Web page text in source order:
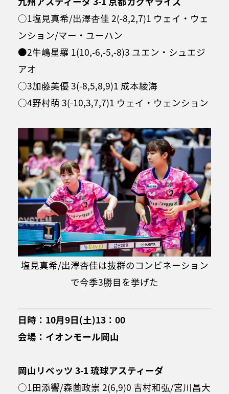
○1塩見真希/出澤杏佳 2(-8,2,7)1 ウェイ・ウェ
ンション/マー・ユーハン
●2牛嶋星羅 1(10,-6,-5,-8)3 ユエン・シュエジ
アオ
○3加藤美優 3(-8,5,8,9)1 成本綾海
○4野村萌 3(-10,3,7,7)1 ウェイ・ウェンション
塩見真希/出澤杏佳は抜群のコンビネーション
で今季3勝目を挙げた
日時：10月9日(土)13：00
会場：イオンモール岡山
岡山リベッツ 3-1 琉球アスティーダ
○1田添響/森薗政崇 2(6,9)0 吉村和弘/宮川昌大